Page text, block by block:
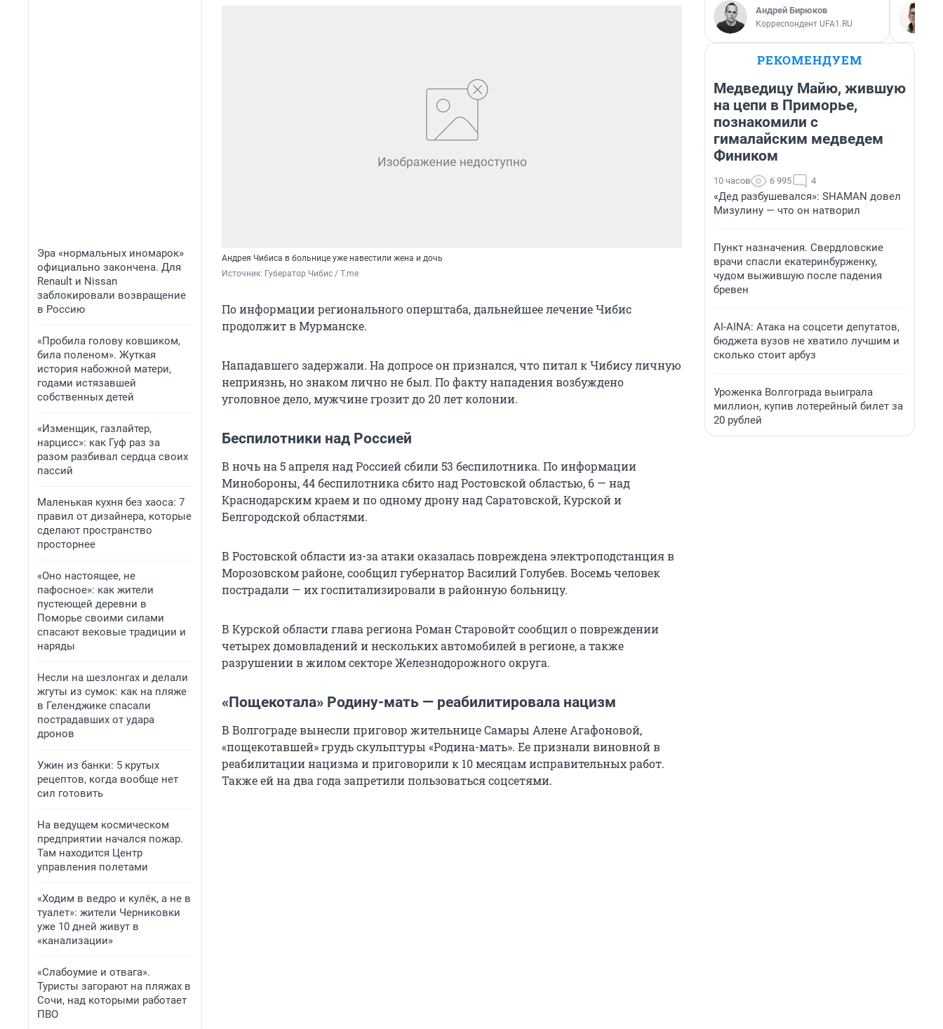
Эра «нормальных иномарок»
официально закончена. Для
Renault и Nissan
заблокировали возвращение
в Россию
«Пробила голову ковшиком,
била поленом». Жуткая
история набожной матери,
годами истязавшей
собственных детей
«Изменщик, газлайтер,
нарцисс»: как Гуф раз за
разом разбивал сердца своих
пассий
Маленькая кухня без хаоса: 7
правил от дизайнера, которые
сделают пространство
просторнее
«Оно настоящее, не
пафосное»: как жители
пустеющей деревни в
Поморье своими силами
спасают вековые традиции и
наряды
Несли на шезлонгах и делали
жгуты из сумок: как на пляже
в Геленджике спасали
пострадавших от удара
дронов
Ужин из банки: 5 крутых
рецептов, когда вообще нет
сил готовить
На ведущем космическом
предприятии начался пожар.
Там находится Центр
управления полетами
«Ходим в ведро и кулёк, а не в
туалет»: жители Черниковки
уже 10 дней живут в
«канализации»
«Слабоумие и отвага».
Туристы загорают на пляжах в
Сочи, над которыми работает
ПВО
Андрея Чибиса в больнице уже навестили жена и дочь
Источник: Губератор Чибис / T.me
По информации регионального оперштаба, дальнейшее лечение Чибис
продолжит в Мурманске.
Нападавшего задержали. На допросе он признался, что питал к Чибису личную
неприязнь, но знаком лично не был. По факту нападения возбуждено
уголовное дело, мужчине грозит до 20 лет колонии.
Беспилотники над Россией
В ночь на 5 апреля над Россией сбили 53 беспилотника. По информации
Минобороны, 44 беспилотника сбито над Ростовской областью, 6 — над
Краснодарским краем и по одному дрону над Саратовской, Курской и
Белгородской областями.
В Ростовской области из-за атаки оказалась повреждена электроподстанция в
Морозовском районе, сообщил губернатор Василий Голубев. Восемь человек
пострадали — их госпитализировали в районную больницу.
В Курской области глава региона Роман Старовойт сообщил о повреждении
четырех домовладений и нескольких автомобилей в регионе, а также
разрушении в жилом секторе Железнодорожного округа.
«Пощекотала» Родину-мать — реабилитировала нацизм
В Волгограде вынесли приговор жительнице Самары Алене Агафоновой,
«пощекотавшей» грудь скульптуры «Родина-мать». Ее признали виновной в
реабилитации нацизма и приговорили к 10 месяцам исправительных работ.
Также ей на два года запретили пользоваться соцсетями.
Андрей Бирюков
Корреспондент UFA1.RU
РЕКОМЕНДУЕМ
Медведицу Майю, жившую
на цепи в Приморье,
познакомили с
гималайским медведем
Фиником
10 часов 6 995 4
«Дед разбушевался»: SHAMAN довел
Мизулину — что он натворил
Пункт назначения. Свердловские
врачи спасли екатеринбурженку,
чудом выжившую после падения
бревен
AI-AINA: Атака на соцсети депутатов,
бюджета вузов не хватило лучшим и
сколько стоит арбуз
Уроженка Волгограда выиграла
миллион, купив лотерейный билет за
20 рублей